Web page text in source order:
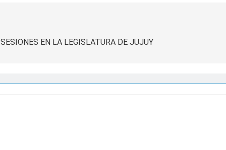
EN LA LEGISLATURA DE JUJUY